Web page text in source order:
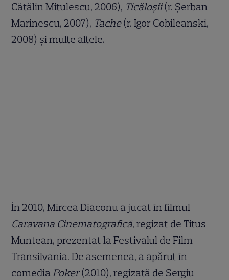
Cătălin Mitulescu, 2006), Ticăloșii(r. Șerban
Marinescu, 2007), Tache(r. Igor Cobileanski,
2008) și multe altele.
În 2010, Mircea Diaconu a jucat în filmul
Caravana Cinematografică, regizat de Titus
Muntean, prezentat la Festivalul de Film
Transilvania. De asemenea, a apărut în
comediaPoker(2010), regizată de Sergiu